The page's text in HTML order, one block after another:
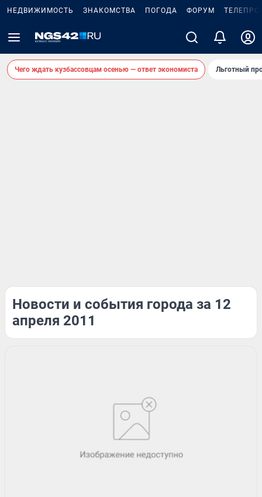
НЕДВИЖИМОСТЬ ЗНАКОМСТВА ПОГОДА ФОРУМ
Чего ждать кузбассовцам осенью — ответ экономиста Льготный
Новости и события города за 12
апреля 2011